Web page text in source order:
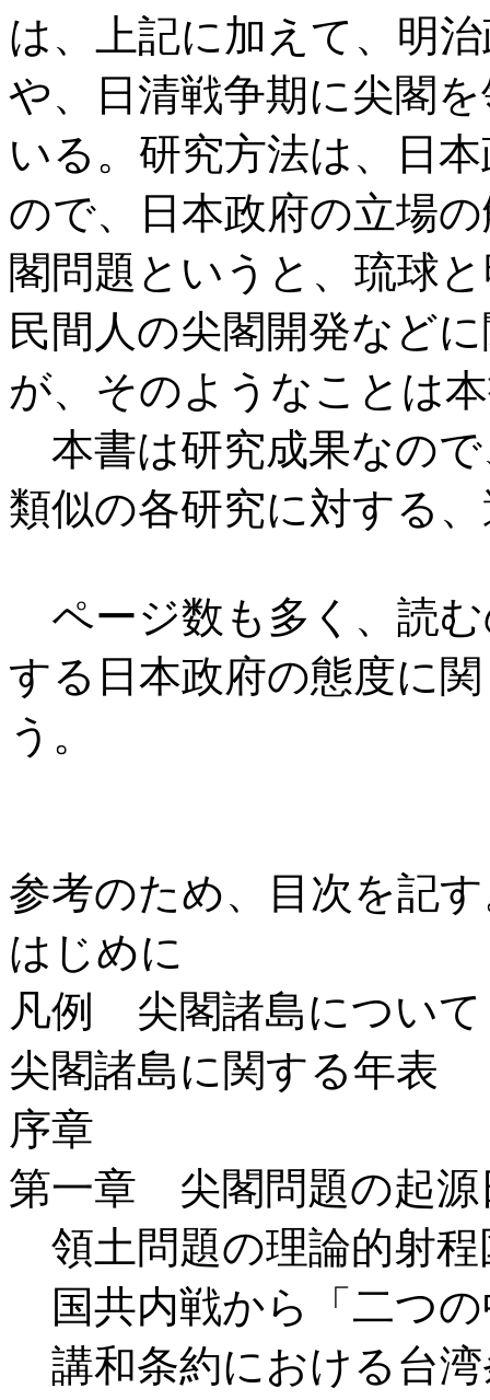
は、上記に加えて、明
や、日清戦争期に尖閣
いる。研究方法は、日
ので、日本政府の立場
閣問題というと、琉球
民間人の尖閣開発など
が、そのようなことは
本書は研究成果なの
類似の各研究に対する
ページ数も多く、読
する日本政府の態度に
う。
参考のため、目次を記
はじめに
凡例 尖閣諸島について
尖閣諸島に関する年表
序章
第一章 尖閣問題の起源
領土問題の理論的射
国共内戦から「二つ
講和条約における台